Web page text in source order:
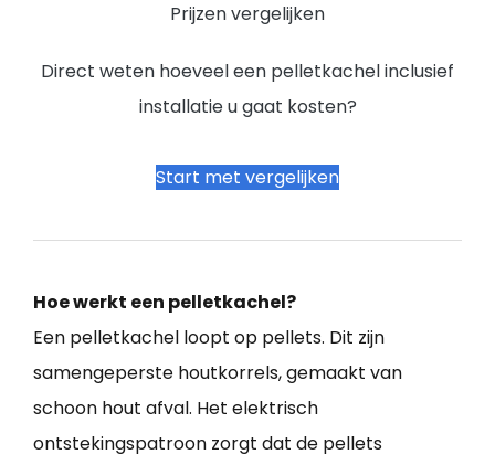
Prijzen vergelijken
Direct weten hoeveel een pelletkachel inclusief
installatie u gaat kosten?
Start met vergelijken
Hoe werkt een pelletkachel?
Een pelletkachel loopt op pellets. Dit zijn
samengeperste houtkorrels, gemaakt van
schoon hout afval. Het elektrisch
ontstekingspatroon zorgt dat de pellets